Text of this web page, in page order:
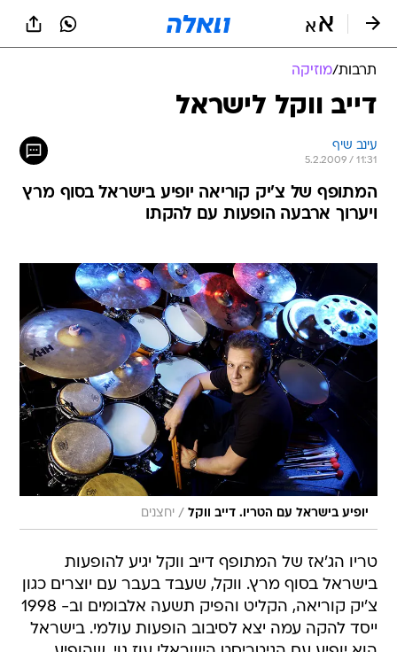
תרבות/מוזיקה
דייב ווקל לישראל
עינב שיף
5.2.2009 / 11:31
המתופף של צ'יק קוריאה יופיע בישראל בסוף מרץ
ויערוך ארבעה הופעות עם להקתו
יופיע בישראל עם הטריו. דייב ווקל / יחצנים
טריו הג'אז של המתופף דייב ווקל יגיע להופעות
בישראל בסוף מרץ. ווקל, שעבד בעבר עם יוצרים כגון
צ'יק קוריאה, הקליט והפיק תשעה אלבומים וב- 1998
ייסד להקה עמה יצא לסיבוב הופעות עולמי. בישראל